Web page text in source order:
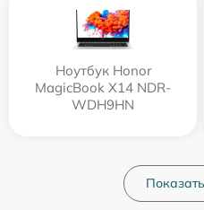
Ноутбук Honor
MagicBook X14 NDR-
WDH9HN